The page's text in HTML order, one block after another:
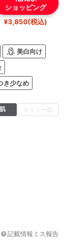
ショッピング
¥3,850(税込)
美白向け
き少なめ
オイリー肌
ド記載情報ミス報告